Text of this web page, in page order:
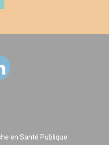
en Santé Publique